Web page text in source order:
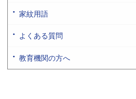
家紋用語
よくある質問
教育機関の方へ